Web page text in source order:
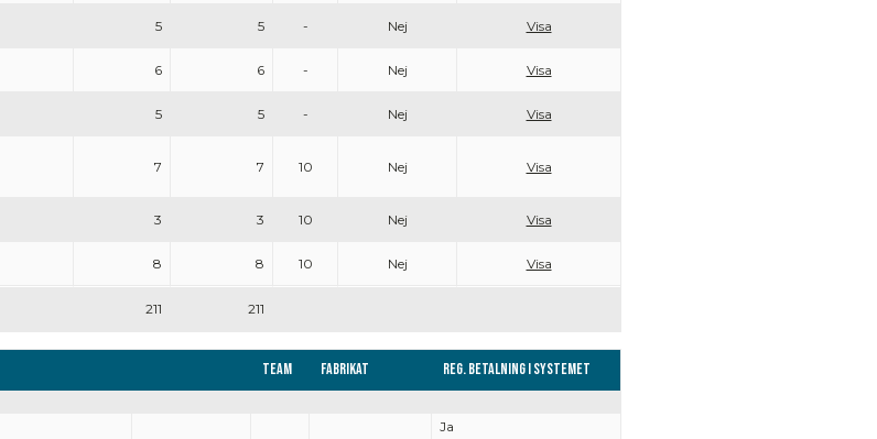
211 211
5 5 - Nej Visa
6 6 - Nej Visa
5 5 - Nej Visa
7 7 10 Nej Visa
3 3 10 Nej Visa
8 8 10 Nej Visa
Team Fabrikat Reg. Betalning i systemet
Ja